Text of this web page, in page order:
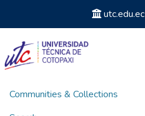
utc.edu.ec
Communities & Collections
Home